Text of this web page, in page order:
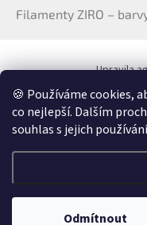
🍪 Používáme cookies,
co nejlepší. Dalším
souhlas s jejich
Odmítnout
Filamenty ZIRO –
Upravila
Katalog
Vytvořil
Copyright 2026